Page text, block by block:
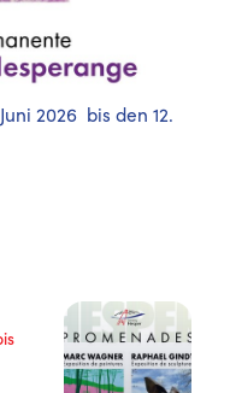
2026 bis den 12.